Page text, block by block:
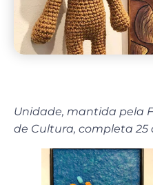
Unidade, mantida pela
de Cultura, completa 25